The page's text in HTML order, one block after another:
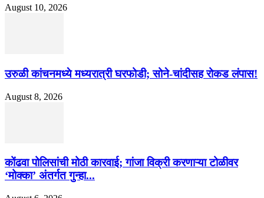
August 10, 2026
उरुळी कांचनमध्ये मध्यरात्री घरफोडी; सोने-चांदीसह रोकड लंपास!
August 8, 2026
कोंढवा पोलिसांची मोठी कारवाई; गांजा विक्री करणाऱ्या टोळीवर
‘मोक्का’ अंतर्गत गुन्हा...